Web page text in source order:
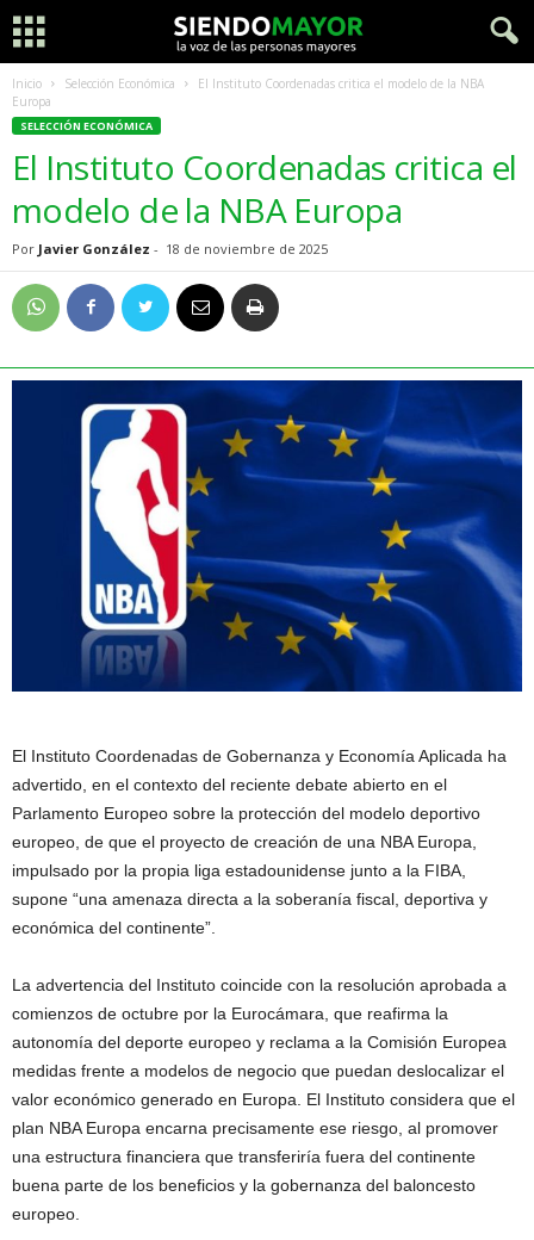
Inicio Selección Económica
El Instituto Coordenadas critica el modelo de la NBA
Europa
SELECCIÓN ECONÓMICA
El Instituto Coordenadas critica el
modelo de la NBA Europa
Por Javier González - 18 de noviembre de 2025
El Instituto Coordenadas de Gobernanza y Economía Aplicada ha
advertido, en el contexto del reciente debate abierto en el
Parlamento Europeo sobre la protección del modelo deportivo
europeo, de que el proyecto de creación de una NBA Europa,
impulsado por la propia liga estadounidense junto a la FIBA,
supone “una amenaza directa a la soberanía fiscal, deportiva y
económica del continente”.
La advertencia del Instituto coincide con la resolución aprobada a
comienzos de octubre por la Eurocámara, que reafirma la
autonomía del deporte europeo y reclama a la Comisión Europea
medidas frente a modelos de negocio que puedan deslocalizar el
valor económico generado en Europa. El Instituto considera que el
plan NBA Europa encarna precisamente ese riesgo, al promover
una estructura financiera que transferiría fuera del continente
buena parte de los beneficios y la gobernanza del baloncesto
europeo.